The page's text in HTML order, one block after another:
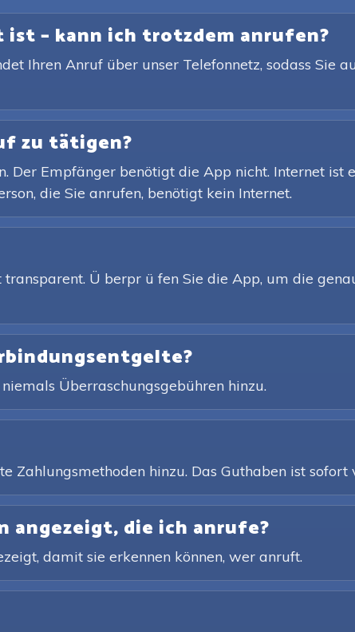
– kann ich trotzdem anrufen?
Ihren Anruf über unser Telefonnetz, sodass Sie
zu tätigen?
Der Empfänger benötigt die App nicht. Internet ist
die Sie anrufen, benötigt kein Internet.
Ü berpr ü fen Sie die App, um die
Überraschungsgebühren hinzu.
Zahlungsmethoden hinzu. Das Guthaben ist
angezeigt, die ich anrufe?
damit sie erkennen können, wer anruft.